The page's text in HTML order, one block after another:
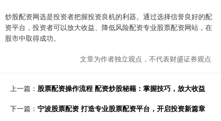
炒股配资网选是投资者把握投资良机的利器。通过选择信誉良好的配
资平台，投资者可以放大收益、降低风险配资专业股票配资网站，在
股市中取得成功。
文章为作者独立观点，不代表财盛证券观点
上一篇： 股票配资操作流程 配资炒股秘籍：掌握技巧，放大收益
下一篇： 宁波股票配资 打造专业股票配资平台，开启投资新篇章